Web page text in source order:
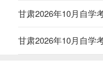
甘肃2026年10月自学
甘肃2026年10月自学